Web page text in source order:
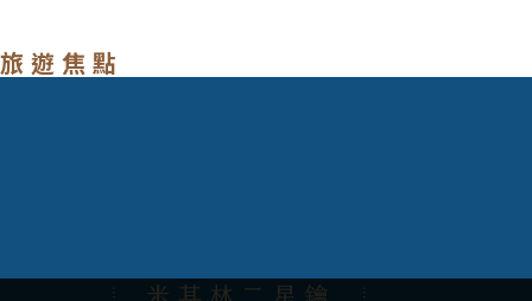
旅遊焦點